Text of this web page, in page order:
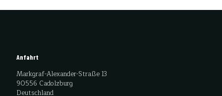
Anfahrt
Markgraf-Alexander-Straße 13
90556 Cadolzburg
Deutschland